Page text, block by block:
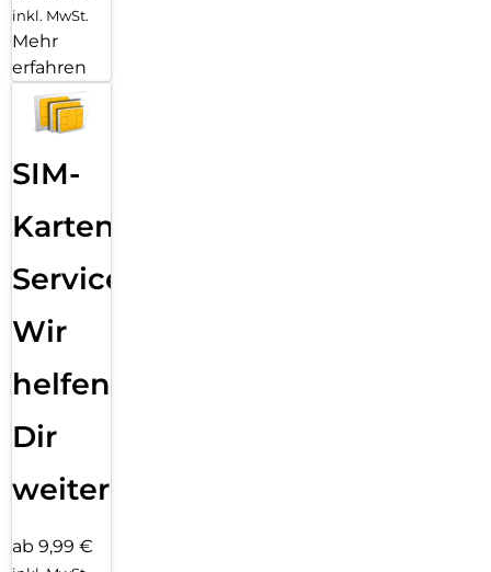
inkl. MwSt.
Mehr
erfahren
SIM-
Karten
Service:
Wir
helfen
Dir
weiter
ab 9,99 €